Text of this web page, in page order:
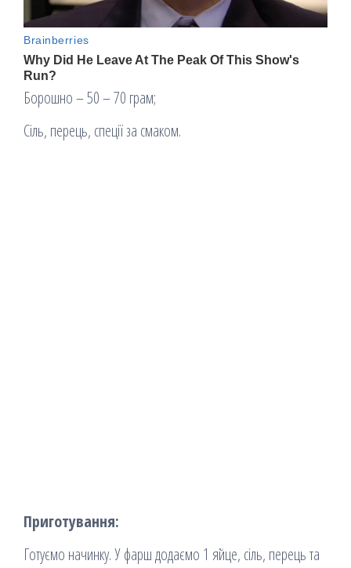
Борошно – 50 – 70 грам;
Сіль, перець, спеції за смаком.
Приготування:
Готуємо начинку. У фарш додаємо 1 яйце, сіль, перець та